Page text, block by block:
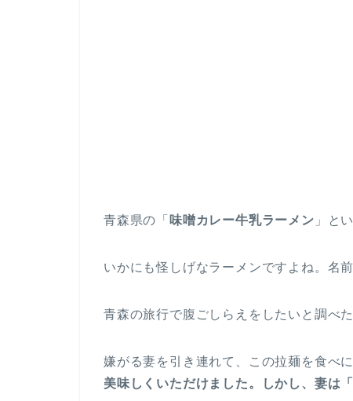
青森県の「 味噌カレー牛乳ラーメン 」と
いかにも怪しげなラーメンですよね。名
青森の旅行で腹ごしらえをしたいと調べ
嫌がる妻を引き連れて、この拉麺を食べ
美味しくいただけました。
しかし、妻は